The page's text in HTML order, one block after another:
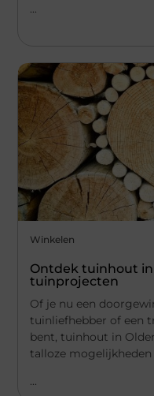
...
Winkelen
Ontdek tuinhout in
tuinprojecten
Of je nu een
tuinliefhebber of een
bent, tuinhout in
talloze
...